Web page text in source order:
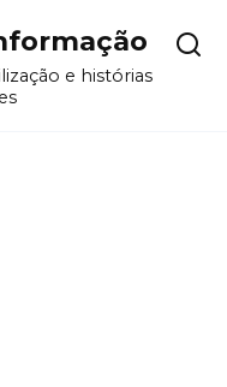
e histórias